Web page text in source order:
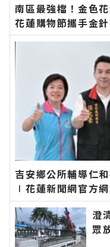
南區最強檔！金色
花蓮購物節攜手金
風扇∣花蓮新聞網
日新聞報導 最新的
吉安鄉公所輔導仁
∣花蓮新聞網官方
聞報導 最新的在地
澄
眾